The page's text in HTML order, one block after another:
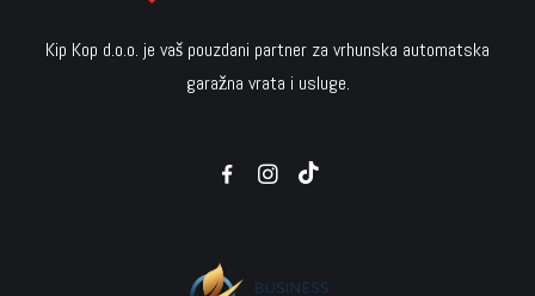
U košaricu
Sekcijska garažna vrata
U košaricu
Beninca proizvodi
U košaricu
U košaricu
Kip Kop d.o.o. je vaš pouzdani partner za vrhunska automatska
garažna vrata i usluge.